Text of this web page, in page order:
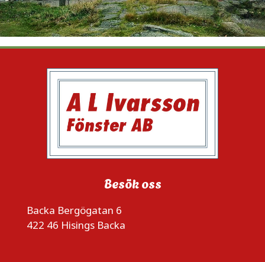
Besök oss
Backa Bergögatan 6
422 46 Hisings Backa